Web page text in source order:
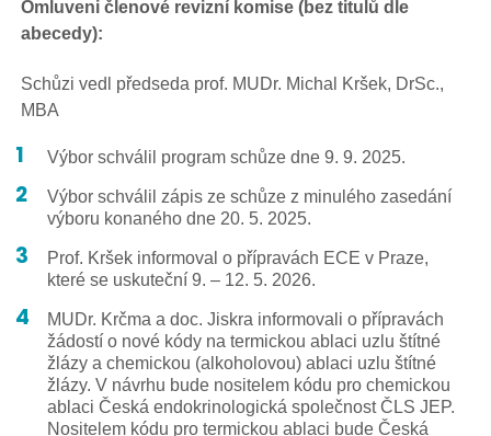
Omluveni členové revizní komise (bez titulů dle
abecedy):
Schůzi vedl předseda prof. MUDr. Michal Kršek, DrSc.,
MBA
Výbor schválil program schůze dne 9. 9. 2025.
Výbor schválil zápis ze schůze z minulého zasedání
výboru konaného dne 20. 5. 2025.
Prof. Kršek informoval o přípravách ECE v Praze,
které se uskuteční 9. – 12. 5. 2026.
MUDr. Krčma a doc. Jiskra informovali o přípravách
žádostí o nové kódy na termickou ablaci uzlu štítné
žlázy a chemickou (alkoholovou) ablaci uzlu štítné
žlázy. V návrhu bude nositelem kódu pro chemickou
ablaci Česká endokrinologická společnost ČLS JEP.
Nositelem kódu pro termickou ablaci bude Česká